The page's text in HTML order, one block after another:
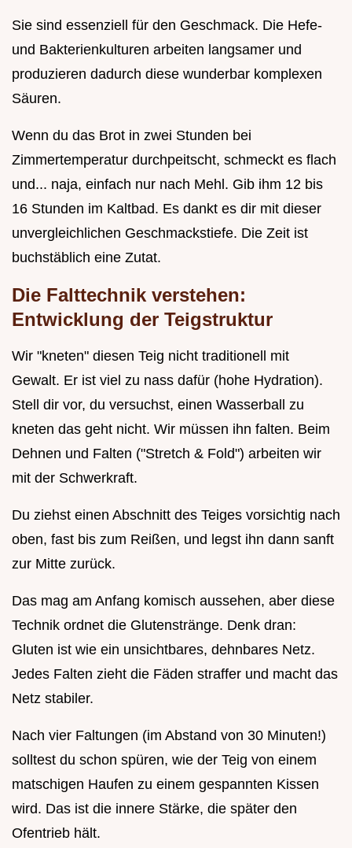
Sie sind essenziell für den Geschmack. Die Hefe-
und Bakterienkulturen arbeiten langsamer und
produzieren dadurch diese wunderbar komplexen
Säuren.
Wenn du das Brot in zwei Stunden bei
Zimmertemperatur durchpeitscht, schmeckt es flach
und... naja, einfach nur nach Mehl. Gib ihm 12 bis
16 Stunden im Kaltbad. Es dankt es dir mit dieser
unvergleichlichen Geschmackstiefe. Die Zeit ist
buchstäblich eine Zutat.
Die Falttechnik verstehen:
Entwicklung der Teigstruktur
Wir "kneten" diesen Teig nicht traditionell mit
Gewalt. Er ist viel zu nass dafür (hohe Hydration).
Stell dir vor, du versuchst, einen Wasserball zu
kneten das geht nicht. Wir müssen ihn falten. Beim
Dehnen und Falten ("Stretch & Fold") arbeiten wir
mit der Schwerkraft.
Du ziehst einen Abschnitt des Teiges vorsichtig nach
oben, fast bis zum Reißen, und legst ihn dann sanft
zur Mitte zurück.
Das mag am Anfang komisch aussehen, aber diese
Technik ordnet die Glutenstränge. Denk dran:
Gluten ist wie ein unsichtbares, dehnbares Netz.
Jedes Falten zieht die Fäden straffer und macht das
Netz stabiler.
Nach vier Faltungen (im Abstand von 30 Minuten!)
solltest du schon spüren, wie der Teig von einem
matschigen Haufen zu einem gespannten Kissen
wird. Das ist die innere Stärke, die später den
Ofentrieb hält.